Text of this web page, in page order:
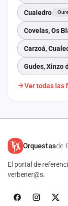
Cualedro
Covelas, Os
Carzoá,
Gudes, Xinzo
Ver todas las
Orquestasde
El portal de
verbener@s.